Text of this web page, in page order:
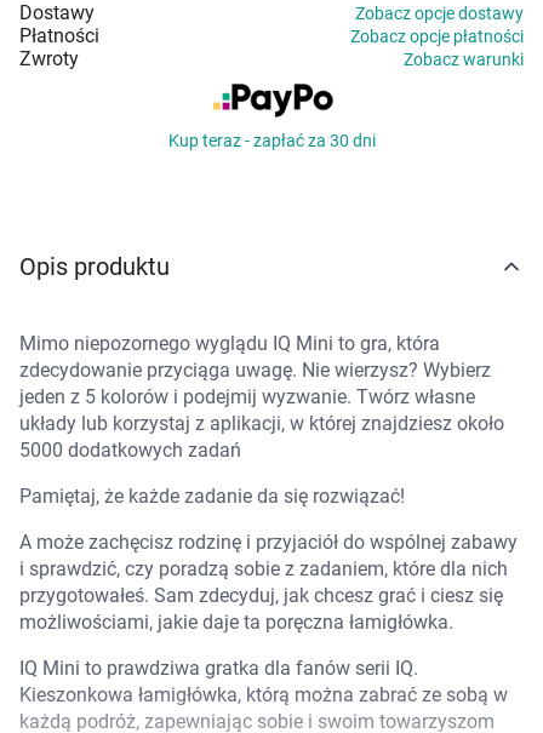
Sprzęt medyczny
Grupy produktowe
Dostawy Zobacz opcje dostawy
Płatności Zobacz opcje płatności
Zwroty Zobacz warunki
Kup teraz - zapłać za 30 dni
Opis produktu
Mimo niepozornego wyglądu IQ Mini to gra, która
zdecydowanie przyciąga uwagę. Nie wierzysz? Wybierz
jeden z 5 kolorów i podejmij wyzwanie. Twórz własne
układy lub korzystaj z aplikacji, w której znajdziesz około
5000 dodatkowych zadań
Pamiętaj, że każde zadanie da się rozwiązać!
A może zachęcisz rodzinę i przyjaciół do wspólnej zabawy
i sprawdzić, czy poradzą sobie z zadaniem, które dla nich
przygotowałeś. Sam zdecyduj, jak chcesz grać i ciesz się
możliwościami, jakie daje ta poręczna łamigłówka.
IQ Mini to prawdziwa gratka dla fanów serii IQ.
Kieszonkowa łamigłówka, którą można zabrać ze sobą w
każdą podróż, zapewniając sobie i swoim towarzyszom